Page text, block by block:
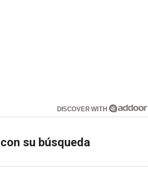
DISCOVER WITH
su búsqueda